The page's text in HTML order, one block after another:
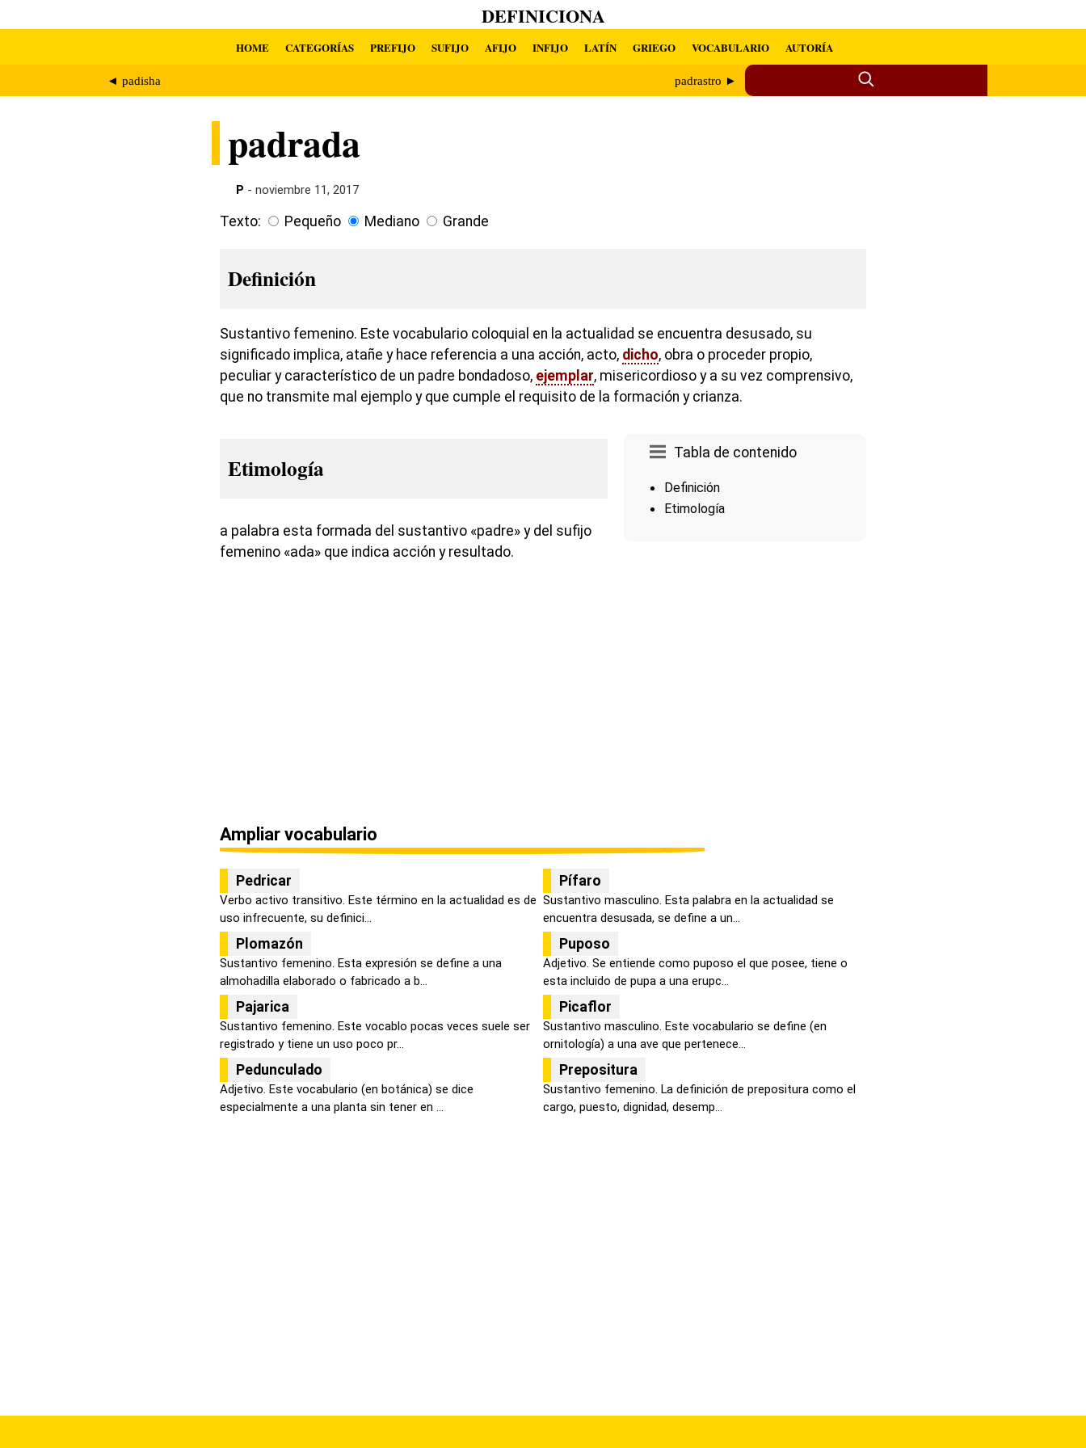
DEFINICIONA
HOME CATEGORÍAS PREFIJO SUFIJO AFIJO INFIJO LATÍN GRIEGO VOCABULARIO AUTORÍA
◄ padisha padrastro ►
padrada
P - noviembre 11, 2017
Texto: Pequeño Mediano Grande
Definición
Sustantivo femenino. Este vocabulario coloquial en la actualidad se encuentra desusado, su
significado implica, atañe y hace referencia a una acción, acto, dicho, obra o proceder propio,
peculiar y característico de un padre bondadoso, ejemplar, misericordioso y a su vez comprensivo,
que no transmite mal ejemplo y que cumple el requisito de la formación y crianza.
Tabla de contenido
Definición
Etimología
Etimología
a palabra esta formada del sustantivo «padre» y del sufijo
femenino «ada» que indica acción y resultado.
Ampliar vocabulario
Pedricar
Verbo activo transitivo. Este término en la actualidad es de
uso infrecuente, su definici...
Pífaro
Sustantivo masculino. Esta palabra en la actualidad se
encuentra desusada, se define a un...
Plomazón
Sustantivo femenino. Esta expresión se define a una
almohadilla elaborado o fabricado a b...
Puposo
Adjetivo. Se entiende como puposo el que posee, tiene o
esta incluido de pupa a una erupc...
Pajarica
Sustantivo femenino. Este vocablo pocas veces suele ser
registrado y tiene un uso poco pr...
Picaflor
Sustantivo masculino. Este vocabulario se define (en
ornitología) a una ave que pertenece...
Pedunculado
Adjetivo. Este vocabulario (en botánica) se dice
especialmente a una planta sin tener en ...
Prepositura
Sustantivo femenino. La definición de prepositura como el
cargo, puesto, dignidad, desemp...